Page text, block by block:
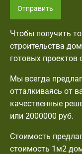
Отправить
Чтобы получить
строительства
готовых проектов
Мы всегда
отталкиваясь от
качественные
или 2000000 руб.
Стоимость
стоимость 1м2